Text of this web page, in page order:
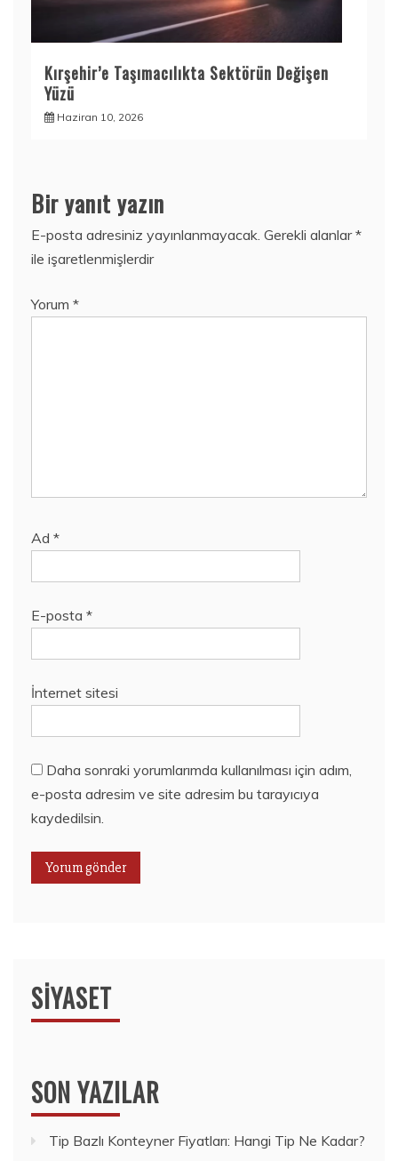
Kırşehir’e Taşımacılıkta Sektörün Değişen
Yüzü
Haziran 10, 2026
Bir yanıt yazın
E-posta adresiniz yayınlanmayacak. Gerekli alanlar*
ile işaretlenmişlerdir
Yorum *
Ad *
E-posta *
İnternet sitesi
Daha sonraki yorumlarımda kullanılması için adım,
e-posta adresim ve site adresim bu tarayıcıya
kaydedilsin.
SIYASET
SON YAZILAR
Tip Bazlı Konteyner Fiyatları: Hangi Tip Ne Kadar?